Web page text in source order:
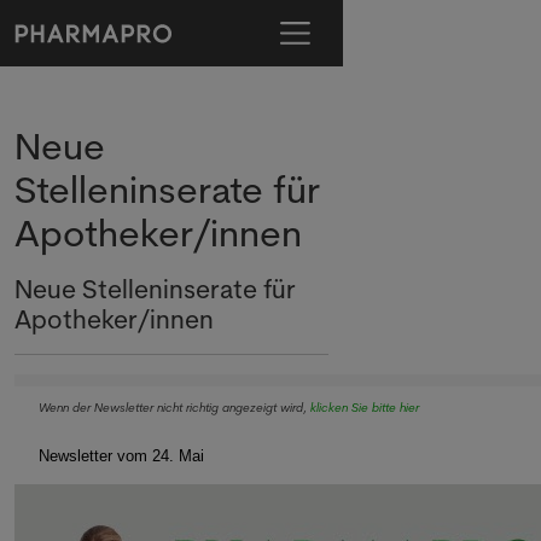
Neue
Stelleninserate für
Apotheker/innen
Neue Stelleninserate für
Apotheker/innen
Wenn der Newsletter nicht richtig angezeigt wird, klicken Sie bitte hier
Newsletter vom 24. Mai